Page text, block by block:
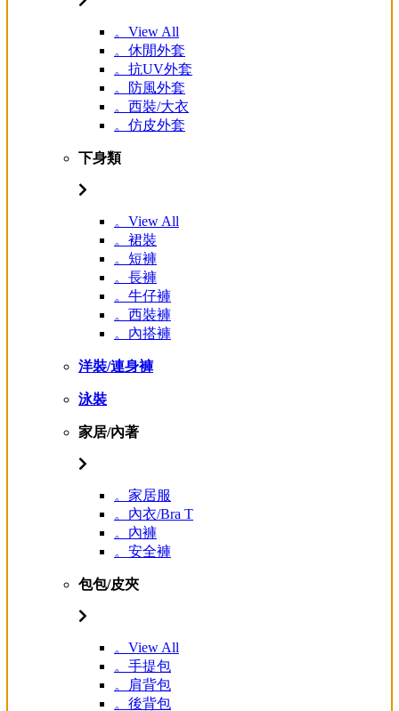
。View All
。休閒外套
。抗UV外套
。防風外套
。西裝/大衣
。仿皮外套
下身類
。View All
。裙裝
。短褲
。長褲
。牛仔褲
。西裝褲
。內搭褲
洋裝/連身褲
泳裝
家居/內著
。家居服
。內衣/Bra T
。內褲
。安全褲
包包/皮夾
。View All
。手提包
。肩背包
。後背包